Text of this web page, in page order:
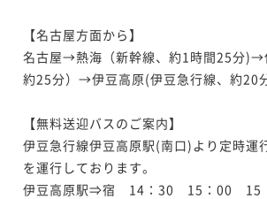
【名古屋方面から】
名古屋→熱海（新幹線、約1時間25分)→
約25分）→伊豆高原(伊豆急行線、約20
【無料送迎バスのご案内】
伊豆急行線伊豆高原駅(南口)より定時運
を運行しております。
伊豆高原駅⇒宿　14：30　15：00　15